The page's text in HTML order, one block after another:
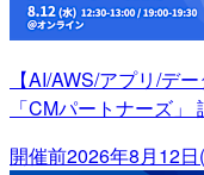
【AI/AWS/アプリ/デ
「CMパートナーズ
開催前2026年8月12日